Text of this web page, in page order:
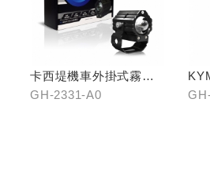
卡西堤機車外掛式霧燈
組(雙燈)
GH-2331-A0
震